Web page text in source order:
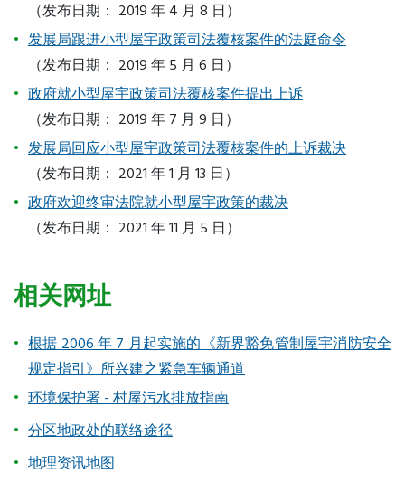
（发布日期： 2019 年 4 月 8 日）
发展局跟进小型屋宇政策司法覆核案件的法庭命令
（发布日期： 2019 年 5 月 6 日）
政府就小型屋宇政策司法覆核案件提出上诉
（发布日期： 2019 年 7 月 9 日）
发展局回应小型屋宇政策司法覆核案件的上诉裁决
（发布日期： 2021 年 1 月 13 日）
政府欢迎终审法院就小型屋宇政策的裁决
（发布日期： 2021 年 11 月 5 日）
相关网址
根据 2006 年 7 月起实施的《新界豁免管制屋宇消防安全
规定指引》所兴建之紧急车辆通道
环境保护署 - 村屋污水排放指南
分区地政处的联络途径
地理资讯地图